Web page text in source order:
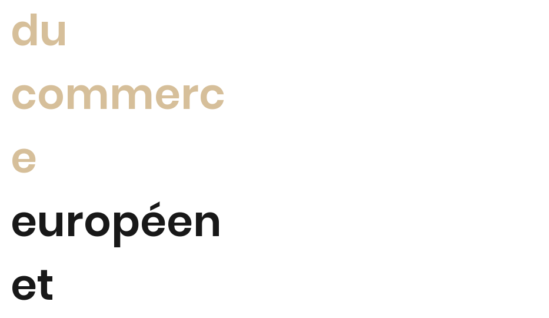
du
commerc
e
européen
et